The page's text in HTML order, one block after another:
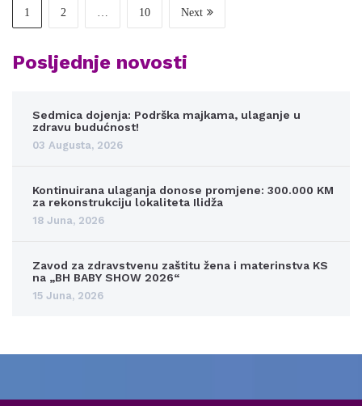
1 2 10 Next
Posljednje novosti
Sedmica dojenja: Podrška majkama, ulaganje u
zdravu budućnost!
03 Augusta, 2026
Kontinuirana ulaganja donose promjene: 300.000 KM
za rekonstrukciju lokaliteta Ilidža
18 Juna, 2026
Zavod za zdravstvenu zaštitu žena i materinstva KS
na „BH BABY SHOW 2026“
15 Juna, 2026